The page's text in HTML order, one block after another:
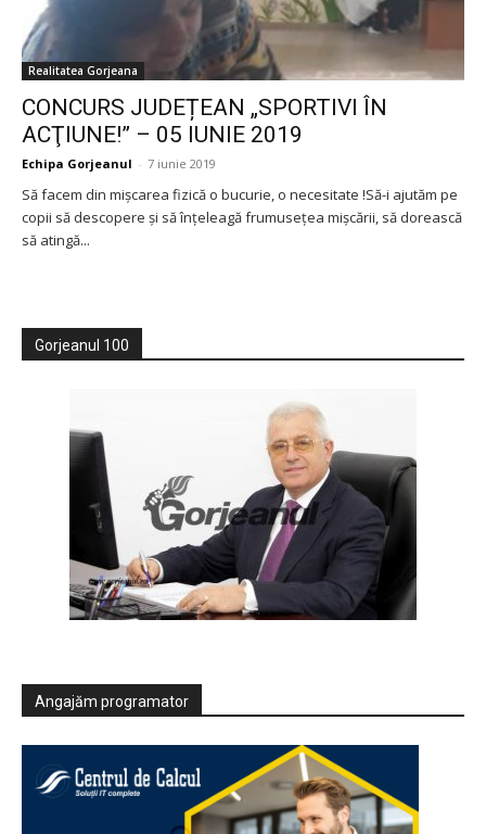
Realitatea Gorjeana
CONCURS JUDEȚEAN „SPORTIVI ÎN
ACŢIUNE!” – 05 IUNIE 2019
Echipa Gorjeanul - 7 iunie 2019
Să facem din mişcarea fizică o bucurie, o necesitate !Să-i ajutăm pe
copii să descopere şi să înţeleagă frumuseţea mişcării, să dorească
să atingă...
Gorjeanul 100
Angajăm programator